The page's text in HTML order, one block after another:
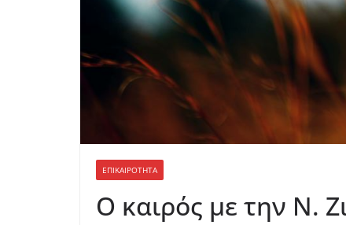
ΕΠΙΚΑΙΡΟΤΗΤΑ
Ο καιρός με την Ν.